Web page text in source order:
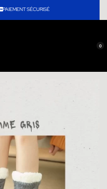
PAIEMENT SÉCURISÉ
0